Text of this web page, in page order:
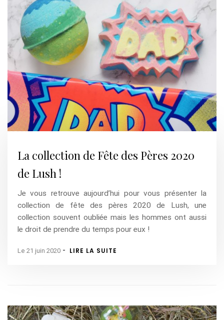
La collection de Fête des Pères 2020
de Lush !
Je vous retrouve aujourd’hui pour vous présenter la
collection de fête des pères 2020 de Lush, une
collection souvent oubliée mais les hommes ont aussi
le droit de prendre du temps pour eux !
Le 21 juin 2020 - LIRE LA SUITE